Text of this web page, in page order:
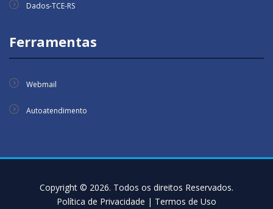
Dados-TCE-RS
Ferramentas
Webmail
Autoatendimento
Copyright © 2026. Todos os direitos Reservados.
Política de Privacidade | Termos de Uso